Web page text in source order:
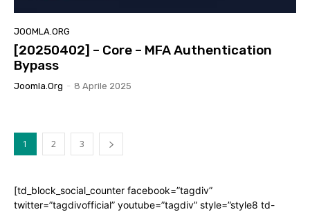
JOOMLA.ORG
[20250402] – Core – MFA Authentication
Bypass
Joomla.org - 8 Aprile 2025
1 2 3
[td_block_social_counter facebook=”tagdiv”
twitter=”tagdivofficial” youtube=”tagdiv” style=”style8 td-